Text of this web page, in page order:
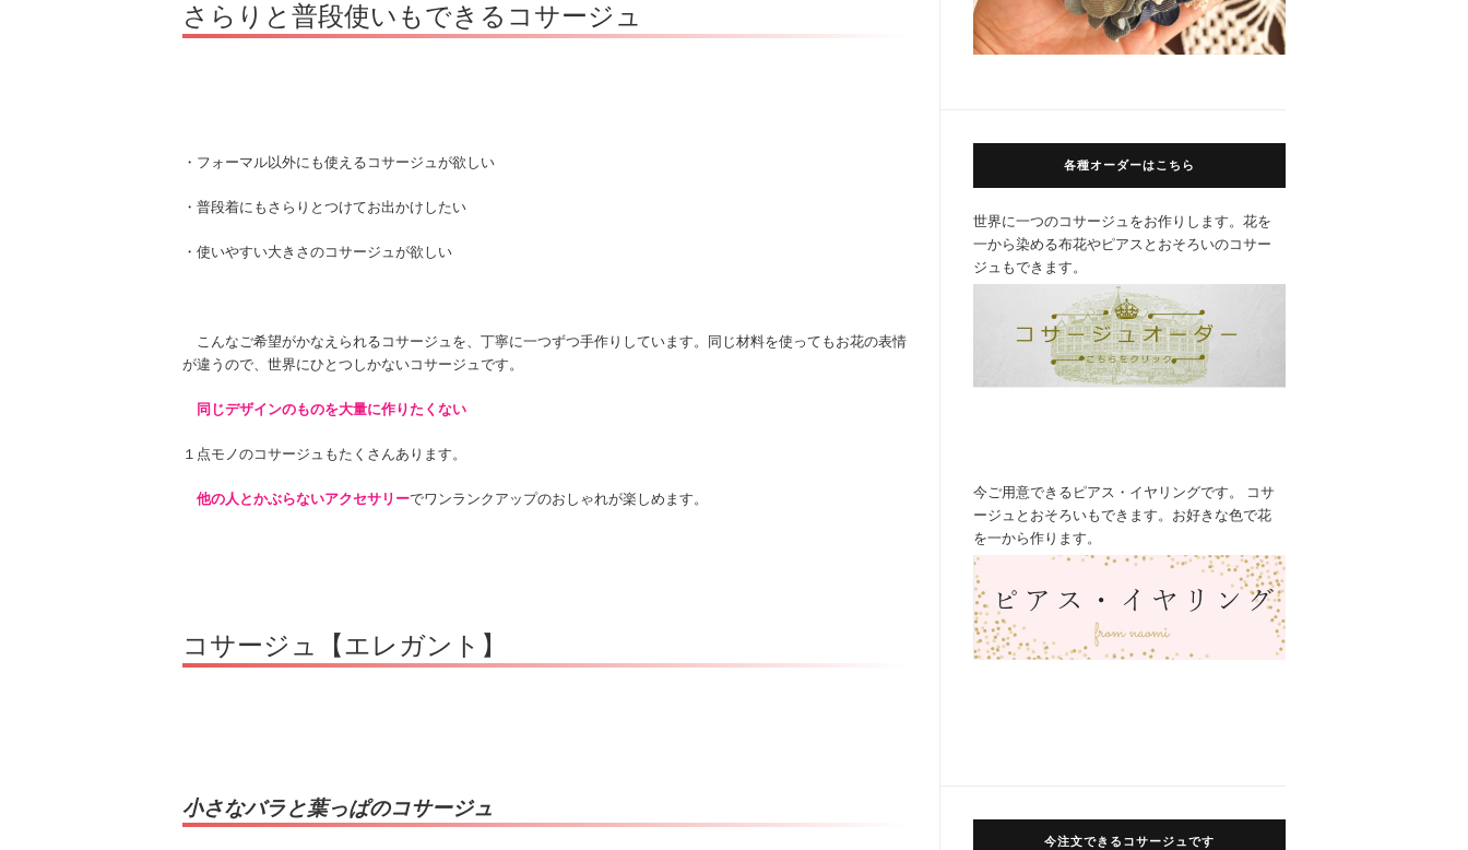
さらりと普段使いもできるコサージュ
・フォーマル以外にも使えるコサージュが欲しい
・普段着にもさらりとつけてお出かけしたい
・使いやすい大きさのコサージュが欲しい
こんなご希望がかなえられるコサージュを、丁寧に一つずつ手作りしています。同じ材料を使ってもお花の表情
が違うので、世界にひとつしかないコサージュです。
同じデザインのものを大量に作りたくない
１点モノのコサージュもたくさんあります。
他の人とかぶらないアクセサリーでワンランクアップのおしゃれが楽しめます。
コサージュ【エレガント】
小さなバラと葉っぱのコサージュ
各種オーダーはこちら
世界に一つのコサージュをお作りします。花を
一から染める布花やピアスとおそろいのコサー
ジュもできます。
今ご用意できるピアス・イヤリングです。 コサ
ージュとおそろいもできます。お好きな色で花
を一から作ります。
今注文できるコサージュです